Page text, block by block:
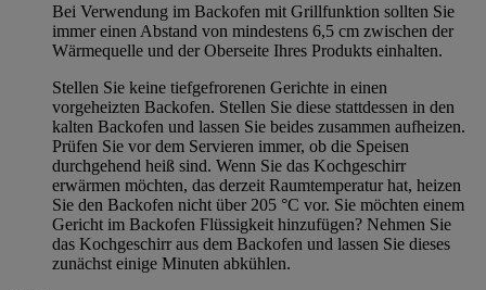
Bei Verwendung im Backofen mit Grillfunktion sollten Sie
immer einen Abstand von mindestens 6,5 cm zwischen der
Wärmequelle und der Oberseite Ihres Produkts einhalten.
Stellen Sie keine tiefgefrorenen Gerichte in einen
vorgeheizten Backofen. Stellen Sie diese stattdessen in den
kalten Backofen und lassen Sie beides zusammen aufheizen.
Prüfen Sie vor dem Servieren immer, ob die Speisen
durchgehend heiß sind. Wenn Sie das Kochgeschirr
erwärmen möchten, das derzeit Raumtemperatur hat, heizen
Sie den Backofen nicht über 205 °C vor. Sie möchten einem
Gericht im Backofen Flüssigkeit hinzufügen? Nehmen Sie
das Kochgeschirr aus dem Backofen und lassen Sie dieses
zunächst einige Minuten abkühlen.